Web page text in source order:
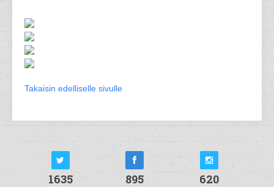
Takaisin edelliselle sivulle
1635 895 620